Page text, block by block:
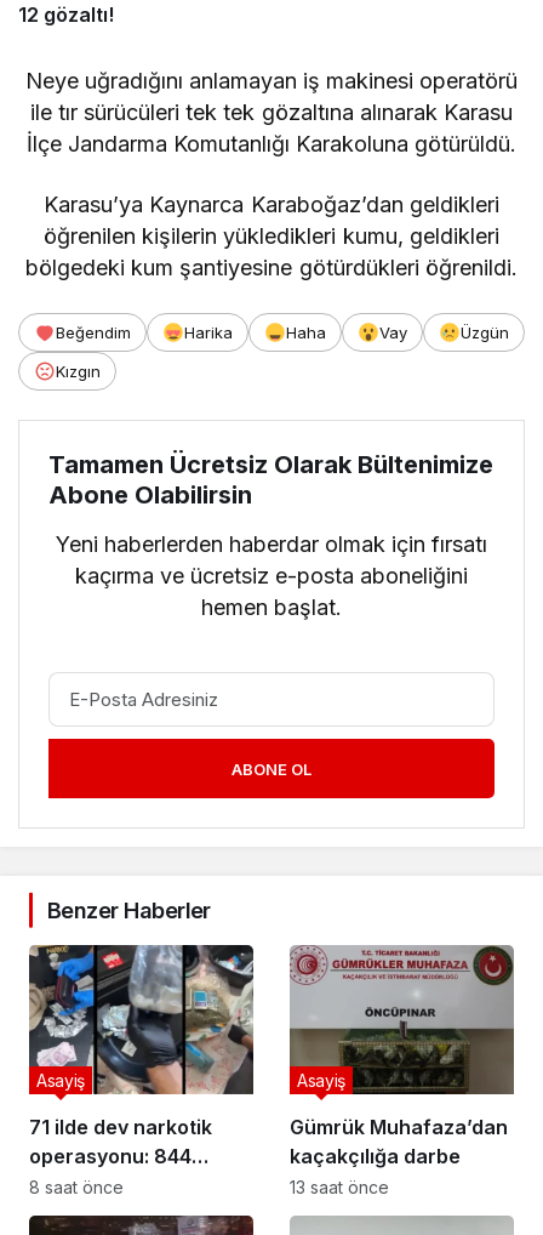
12 gözaltı!
Neye uğradığını anlamayan iş makinesi operatörü
ile tır sürücüleri tek tek gözaltına alınarak Karasu
İlçe Jandarma Komutanlığı Karakoluna götürüldü.
Karasu’ya Kaynarca Karaboğaz’dan geldikleri
öğrenilen kişilerin yükledikleri kumu, geldikleri
bölgedeki kum şantiyesine götürdükleri öğrenildi.
Beğendim Harika Haha Vay
Üzgün
Kızgın
Tamamen Ücretsiz Olarak Bültenimize
Abone Olabilirsin
Yeni haberlerden haberdar olmak için fırsatı
kaçırma ve ücretsiz e-posta aboneliğini
hemen başlat.
ABONE OL
Benzer Haberler
71 ilde dev narkotik
operasyonu: 844
tutuklama
Asayiş
8 saat önce
Gümrük Muhafaza’dan
kaçakçılığa darbe
Asayiş
13 saat önce